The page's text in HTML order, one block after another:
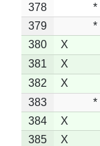
378
*
379
*
380
X
381
X
382
X
383
*
384
X
385
X